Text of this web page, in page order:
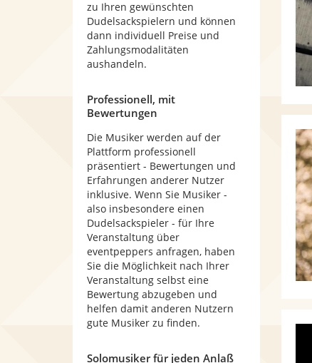
zu Ihren gewünschten
Dudelsackspielern und können
dann individuell Preise und
Zahlungsmodalitäten
aushandeln.
Professionell, mit
Bewertungen
Die Musiker werden auf der
Plattform professionell
präsentiert - Bewertungen und
Erfahrungen anderer Nutzer
inklusive. Wenn Sie Musiker -
also insbesondere einen
Dudelsackspieler - für Ihre
Veranstaltung über
eventpeppers anfragen, haben
Sie die Möglichkeit nach Ihrer
Veranstaltung selbst eine
Bewertung abzugeben und
helfen damit anderen Nutzern
gute Musiker zu finden.
Solomusiker für jeden Anlaß